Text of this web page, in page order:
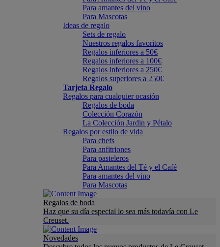
Para amantes del vino
Para Mascotas
Ideas de regalo
Sets de regalo
Nuestros regalos favoritos
Regalos inferiores a 50€
Regalos inferiores a 100€
Regalos inferiores a 250€
Regalos superiores a 250€
Tarjeta Regalo
Regalos para cualquier ocasión
Regalos de boda
Colección Corazón
La Colección Jardin y Pétalo
Regalos por estilo de vida
Para chefs
Para anfitriones
Para pasteleros
Para Amantes del Té y el Café
Para amantes del vino
Para Mascotas
Regalos de boda
Haz que su día especial lo sea más todavía con Le
Creuset.
Novedades